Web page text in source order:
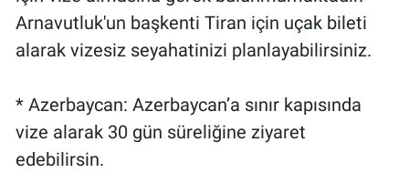
Arnavutluk'un başkenti Tiran için uçak bileti
alarak vizesiz seyahatinizi planlayabilirsiniz.
* Azerbaycan: Azerbaycan’a sınır kapısında
vize alarak 30 gün süreliğine ziyaret
edebilirsin.
Teknoloji
Türkiye'nin Geleceği
Türkiye'nin Gündemi
Yerel Gündem